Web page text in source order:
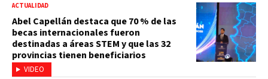
VIDEO
ACTUALIDAD
Abel Capellán destaca que 70 % de las
becas internacionales fueron
destinadas a áreas STEM y que las 32
provincias tienen beneficiarios